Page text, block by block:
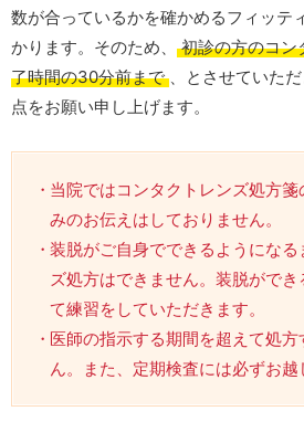
数が合っているかを確かめるフィッテ
かります。そのため、
初診の方のコン
了時間の30分前まで、とさせていた
点をお願い申し上げます。
当院ではコンタクトレンズ処方
みのお伝えはしておりません。
装脱がご自身でできるようにな
ズ処方はできません。装脱がで
て練習をしていただきます。
医師の指示する期間を超えて処
ん。また、定期検査には必ずお越